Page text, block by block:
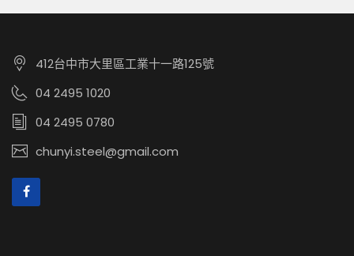
412台中市大里區工業十一路125號
04 2495 1020
04 2495 0780
chunyi.steel@gmail.com